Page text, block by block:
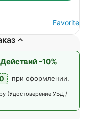
Favorite
-10%
при оформлении.
(Удостоверение УБД /